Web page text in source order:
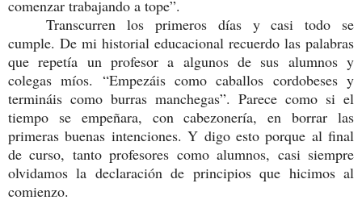
comenzar trabajando a tope”.
Transcurren los primeros días y casi todo se
cumple. De mi historial educacional recuerdo las palabras
que repetía un profesor a algunos de sus alumnos y
colegas míos. “Empezáis como caballos cordobeses y
termináis como burras manchegas”. Parece como si el
tiempo se empeñara, con cabezonería, en borrar las
primeras buenas intenciones. Y digo esto porque al final
de curso, tanto profesores como alumnos, casi siempre
olvidamos la declaración de principios que hicimos al
comienzo.